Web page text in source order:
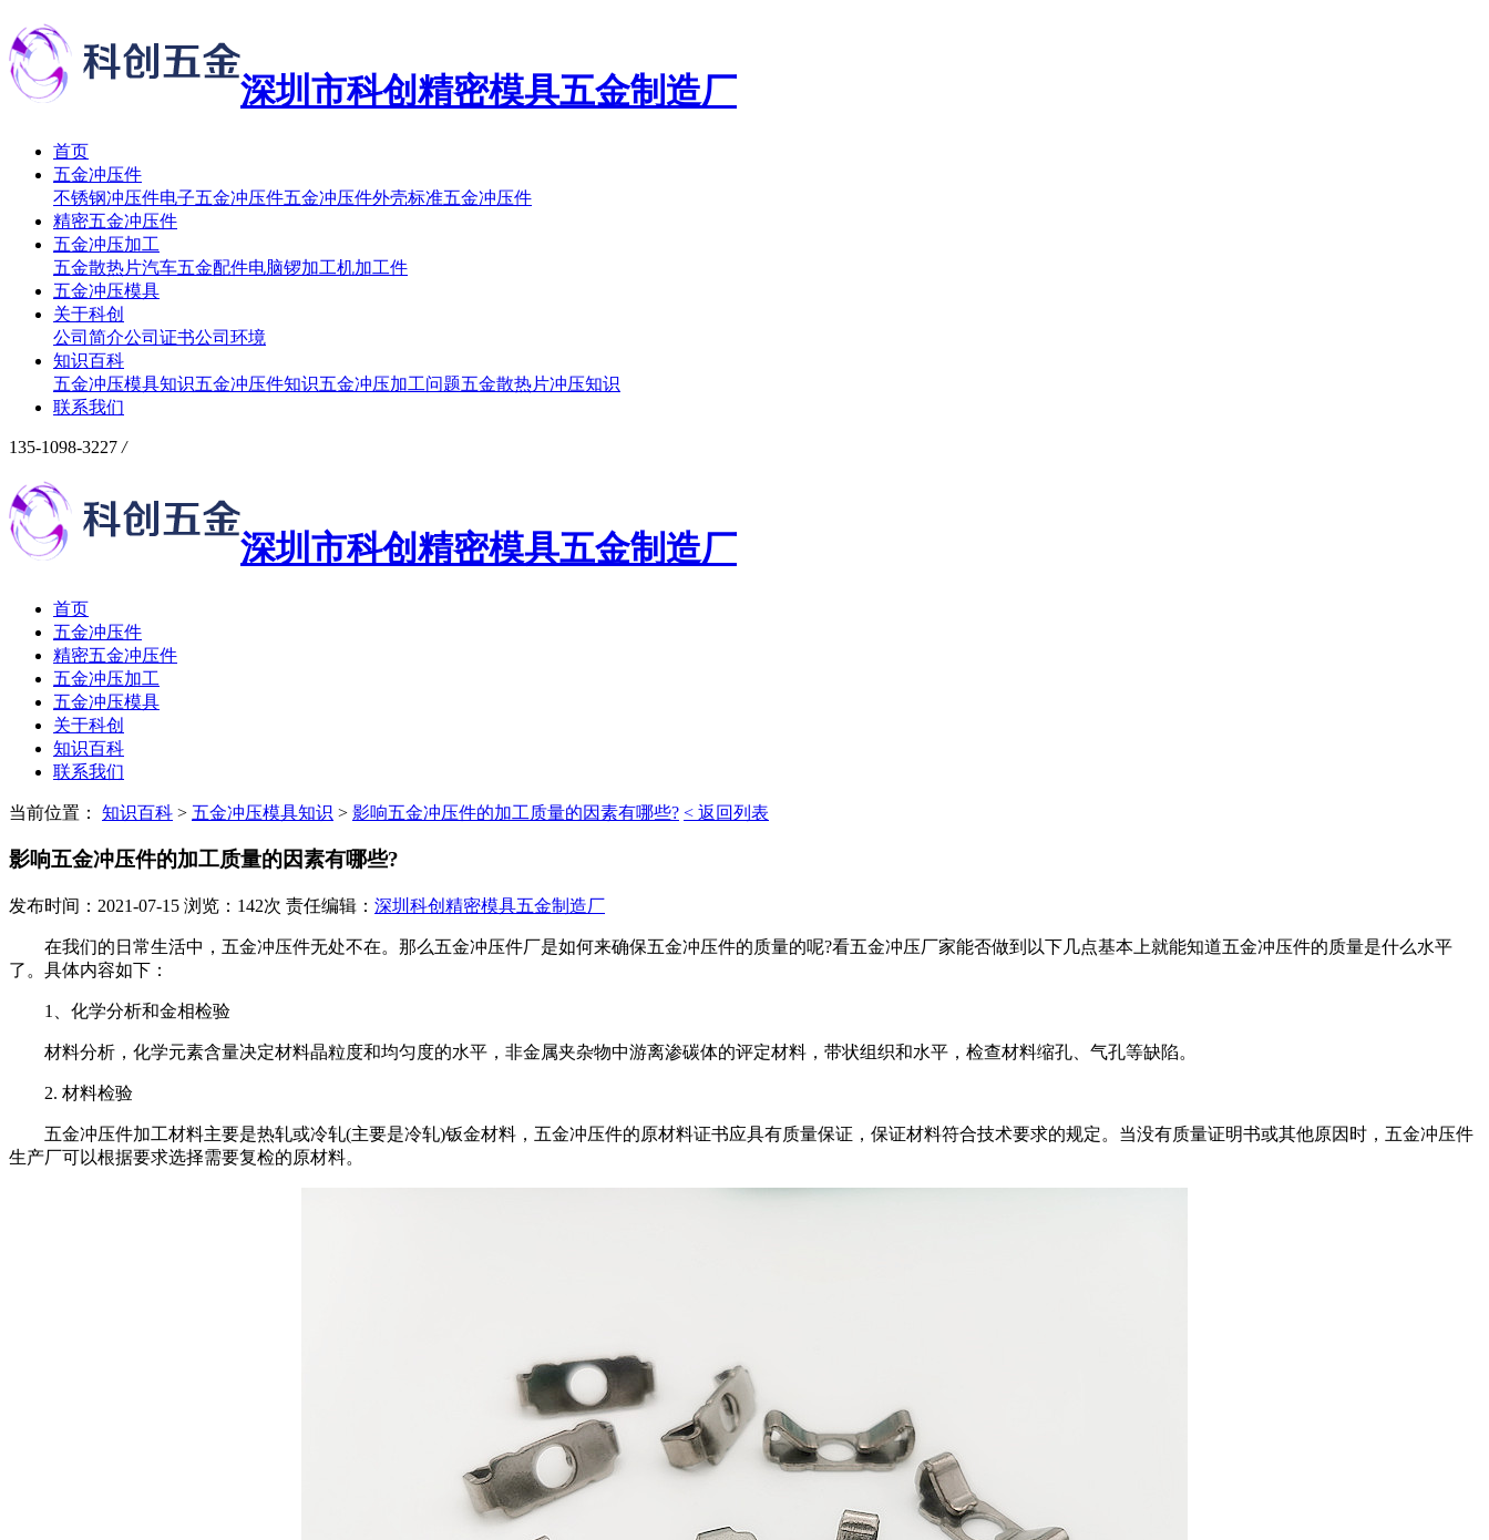
深圳市科创精密模具五金制造厂
首页
五金冲压件
不锈钢冲压件电子五金冲压件五金冲压件外壳标准五金冲压件
精密五金冲压件
五金冲压加工
五金散热片汽车五金配件电脑锣加工机加工件
五金冲压模具
关于科创
公司简介公司证书公司环境
知识百科
五金冲压模具知识五金冲压件知识五金冲压加工问题五金散热片冲压知识
联系我们
135-1098-3227 /
深圳市科创精密模具五金制造厂
首页
五金冲压件
精密五金冲压件
五金冲压加工
五金冲压模具
关于科创
知识百科
联系我们
当前位置： 知识百科 > 五金冲压模具知识 > 影响五金冲压件的加工质量的因素有哪些? < 返回列表
影响五金冲压件的加工质量的因素有哪些?
发布时间：2021-07-15 浏览：142次 责任编辑： 深圳科创精密模具五金制造厂
在我们的日常生活中，五金冲压件无处不在。那么五金冲压件厂是如何来确保五金冲压件的质量的呢?看五金冲压厂家能否做到以下几点基本上就能知道五金冲压件的质量是什么水平
了。具体内容如下：
1、化学分析和金相检验
材料分析，化学元素含量决定材料晶粒度和均匀度的水平，非金属夹杂物中游离渗碳体的评定材料，带状组织和水平，检查材料缩孔、气孔等缺陷。
2. 材料检验
五金冲压件加工材料主要是热轧或冷轧(主要是冷轧)钣金材料，五金冲压件的原材料证书应具有质量保证，保证材料符合技术要求的规定。当没有质量证明书或其他原因时，五金冲压件
生产厂可以根据要求选择需要复检的原材料。